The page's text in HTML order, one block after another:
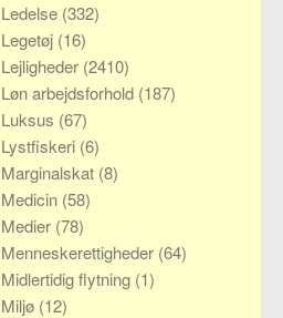
Ledelse (332)
Legetøj (16)
Lejligheder (2410)
Løn arbejdsforhold (187)
Luksus (67)
Lystfiskeri (6)
Marginalskat (8)
Medicin (58)
Medier (78)
Menneskerettigheder (64)
Midlertidig flytning (1)
Miljø (12)